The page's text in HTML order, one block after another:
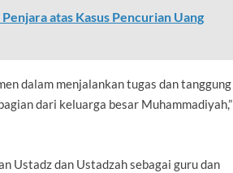
atas Kasus Pencurian Uang
dalam menjalankan tugas dan tanggung
dari keluarga besar Muhammadiyah,”
Ustadz dan Ustadzah sebagai guru dan